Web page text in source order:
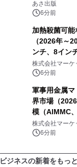
「多店舗展開
24日（月）発
あさ出版
6分前
加熱殺菌可
（2026年～
ンチ、8イン
表
株式会社マーケ
6分前
軍事用金属
界市場（
模（AlMMC
レポートを発
株式会社マーケ
6分前
ビジネスの新着をもっ